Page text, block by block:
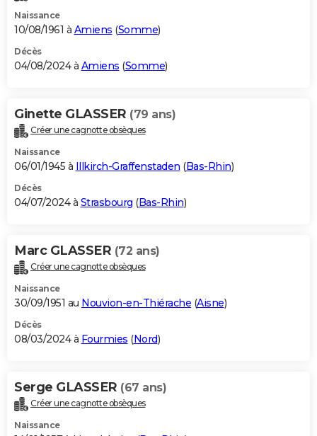
Naissance
10/08/1961 à Amiens (Somme)
Décès
04/08/2024 à Amiens (Somme)
Ginette GLASSER (79 ans)
Créer une cagnotte obsèques
Naissance
06/01/1945 à Illkirch-Graffenstaden (Bas-Rhin)
Décès
04/07/2024 à Strasbourg (Bas-Rhin)
Marc GLASSER (72 ans)
Créer une cagnotte obsèques
Naissance
30/09/1951 au Nouvion-en-Thiérache (Aisne)
Décès
08/03/2024 à Fourmies (Nord)
Serge GLASSER (67 ans)
Créer une cagnotte obsèques
Naissance